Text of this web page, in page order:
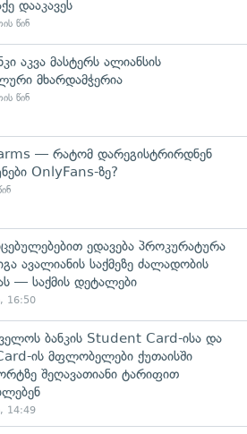
დააკავეს
წინ
აკვა მასტერს ალიანსის
მხარდამჭერია
წინ
— რატომ დარეგისტრირდნენ
OnlyFans-ზე?
ედავება პროკურატურა
ავალიანის საქმეზე ძალადობის
— საქმის დეტალები
16:50
ბანკის Student Card-ისა და
ის მფლობელები ქუთაისში
შეღავათიანი ტარიფით
14:49